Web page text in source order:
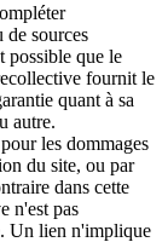
de sources
possible que le
fournit le
quant à sa
autre.
les dommages
du site, ou par
dans cette
n'est pas
Un lien n'implique